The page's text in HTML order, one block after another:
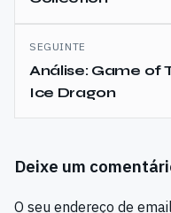
artigos
SEGUINTE
Análise: Game of
Ice Dragon
Deixe um
O seu endereço de